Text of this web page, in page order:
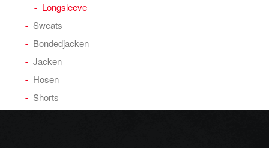
Longsleeve
Sweats
Bondedjacken
Jacken
Hosen
Shorts